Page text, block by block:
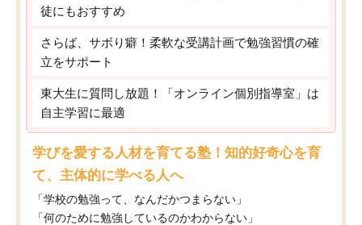
徒にもおすすめ
さらば、サボり癖！柔軟な受講計画で勉強習慣の確
立をサポート
東大生に質問し放題！「オンライン個別指導室」は
自主学習に最適
学びを愛する人材を育てる塾！知的好奇心を育
て、主体的に学べる人へ
「学校の勉強って、なんだかつまらない」
「何のために勉強しているのかわからない」